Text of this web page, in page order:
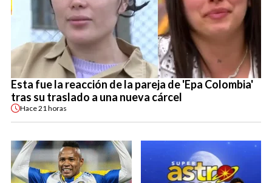
Esta fue la reacción de la pareja de 'Epa Colombia'
tras su traslado a una nueva cárcel
Hace21 horas